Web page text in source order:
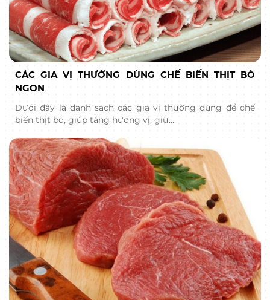
CÁC GIA VỊ THƯỜNG DÙNG CHẾ BIẾN THỊT BÒ
NGON
Dưới đây là danh sách các gia vị thường dùng để chế
biến thịt bò, giúp tăng hương vị, giữ…